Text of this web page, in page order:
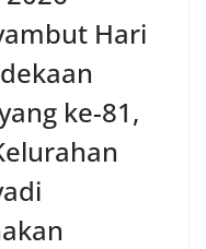
Kelurahan
upaya menciptakan
dan kondusif,
nasionalisme
Kemerdekaan RI.
Hari
ke-81,